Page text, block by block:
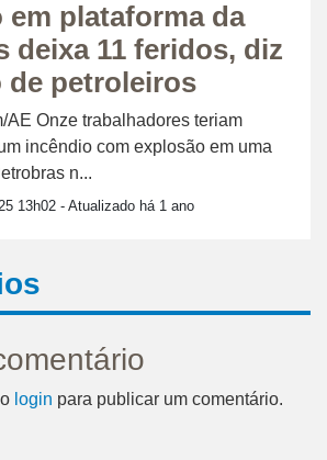
em plataforma da
deixa 11 feridos, diz
de petroleiros
AE Onze trabalhadores teriam
incêndio com explosão em uma
n...
13h02 - Atualizado há 1 ano
login para publicar um comentário.